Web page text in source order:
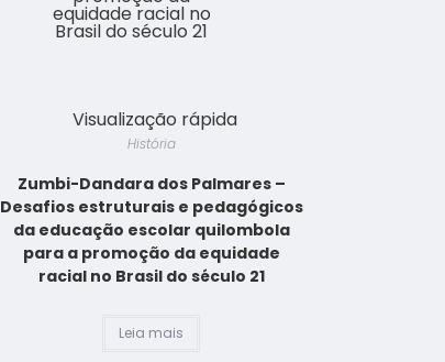
Visualização rápida
História
Zumbi-Dandara dos Palmares –
Desafios estruturais e pedagógicos
da educação escolar quilombola
para a promoção da equidade
racial no Brasil do século 21
Leia mais